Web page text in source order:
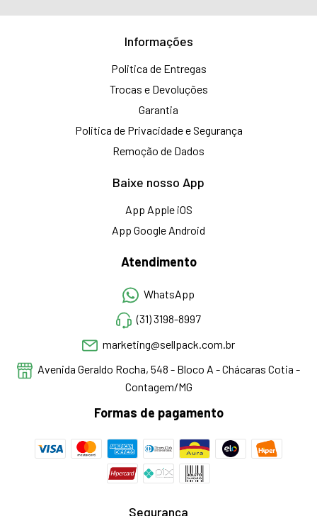
Informações
Politica de Entregas
Trocas e Devoluções
Garantia
Politica de Privacidade e Segurança
Remoção de Dados
Baixe nosso App
App Apple iOS
App Google Android
Atendimento
WhatsApp
(31) 3198-8997
marketing@sellpack.com.br
Avenida Geraldo Rocha, 548 - Bloco A - Chácaras Cotia -
Contagem/MG
Formas de pagamento
Segurança